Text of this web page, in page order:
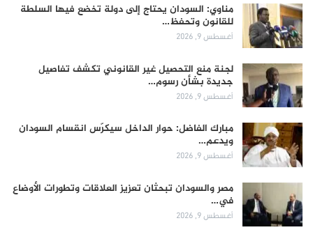
مناوي: السودان يحتاج إلى دولة تخضع فيها السلطة
للقانون وتحفظ…
أغسطس 9, 2026
لجنة منع التحصيل غير القانوني تكشف تفاصيل
جديدة بشأن رسوم…
أغسطس 9, 2026
مبارك الفاضل: حوار الداخل سيكرّس انقسام السودان
ويدعم…
أغسطس 9, 2026
مصر والسودان تبحثان تعزيز العلاقات وتطورات الأوضاع
في…
أغسطس 9, 2026